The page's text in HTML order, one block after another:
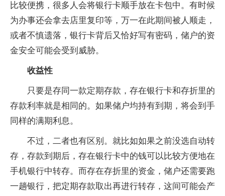
比较便携，很多人会将银行卡顺手放在卡包中。有时候
为办事还会拿去店里复印等，万一在此期间被人顺走，
或者不慎遗落，银行卡背后又恰好写有密码，储户的资
金安全可能会受到威胁。
收益性
只要是存同一款定期存款，存在银行卡和存折里的
存款利率就是相同的。如果储户均持有到期，将会到手
同样的满期利息。
不过，二者也有区别。就比如如果之前没选自动转
存，存款到期后，存在银行卡中的钱可以比较方便地在
手机银行中转存。而存在存折里的资金，储户还需要跑
一趟银行，把定期存款取出再进行转存，这间可能会产